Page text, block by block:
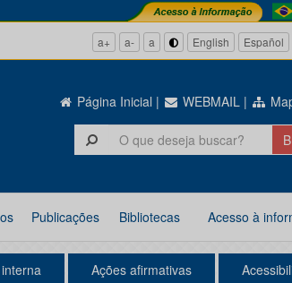
a+ a- a English Español
Página Inicial | WEBMAIL |
Publicações Bibliotecas Acesso à
Ações afirmativas